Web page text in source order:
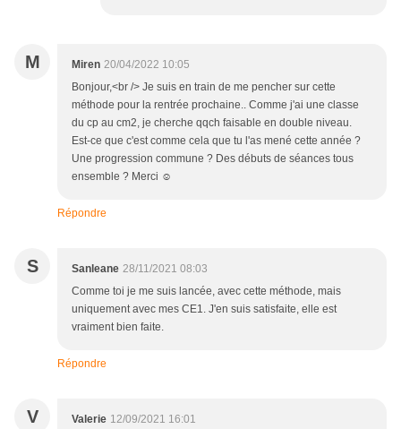
M Miren 20/04/2022 10:05
Bonjour,<br /> Je suis en train de me pencher sur cette
méthode pour la rentrée prochaine.. Comme j'ai une classe
du cp au cm2, je cherche qqch faisable en double niveau.
Est-ce que c'est comme cela que tu l'as mené cette année ?
Une progression commune ? Des débuts de séances tous
ensemble ? Merci ☺️
Répondre
S Sanleane 28/11/2021 08:03
Comme toi je me suis lancée, avec cette méthode, mais
uniquement avec mes CE1. J'en suis satisfaite, elle est
vraiment bien faite.
Répondre
V Valerie 12/09/2021 16:01